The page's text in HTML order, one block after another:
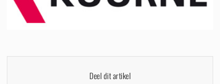
Deel dit artikel